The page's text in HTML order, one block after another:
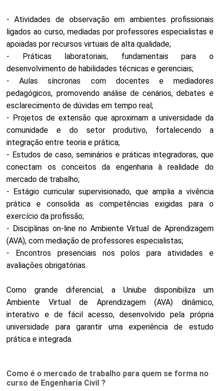
- Atividades de observação em ambientes profissionais
ligados ao curso, mediadas por professores especialistas e
apoiadas por recursos virtuais de alta qualidade;
- Práticas laboratoriais, fundamentais para o
desenvolvimento de habilidades técnicas e gerenciais;
- Aulas síncronas com docentes e mediadores
pedagógicos, promovendo análise de cenários, debates e
esclarecimento de dúvidas em tempo real;
- Projetos de extensão que aproximam a universidade da
comunidade e do setor produtivo, fortalecendo a
integração entre teoria e prática;
- Estudos de caso, seminários e práticas integradoras, que
conectam os conceitos da engenharia à realidade do
mercado de trabalho;
- Estágio curricular supervisionado, que amplia a vivência
prática e consolida as competências exigidas para o
exercício da profissão;
- Disciplinas on-line no Ambiente Virtual de Aprendizagem
(AVA), com mediação de professores especialistas;
- Encontros presenciais nos polos para atividades e
avaliações obrigatórias.
Como grande diferencial, a Uniube disponibiliza um
Ambiente Virtual de Aprendizagem (AVA) dinâmico,
interativo e de fácil acesso, desenvolvido pela própria
universidade para garantir uma experiência de estudo
prática e integrada.
Como é o mercado de trabalho para quem se forma no
curso de Engenharia Civil ?